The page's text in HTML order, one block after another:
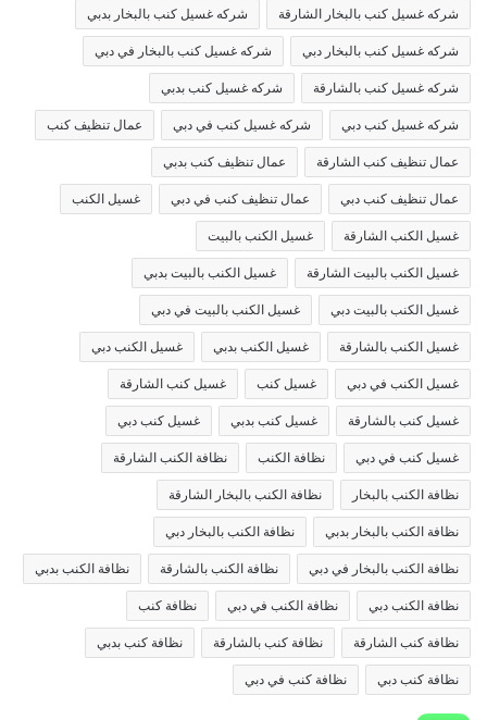
شركه غسيل كنب بالبخار الشارقة شركه غسيل كنب بالبخار بدبي
شركه غسيل كنب بالبخار دبي شركه غسيل كنب بالبخار في دبي
شركه غسيل كنب بالشارقة شركه غسيل كنب بدبي
شركه غسيل كنب دبي شركه غسيل كنب في دبي عمال تنظيف كنب
عمال تنظيف كنب الشارقة عمال تنظيف كنب بدبي
عمال تنظيف كنب دبي عمال تنظيف كنب في دبي غسيل الكنب
غسيل الكنب الشارقة غسيل الكنب بالبيت
غسيل الكنب بالبيت الشارقة غسيل الكنب بالبيت بدبي
غسيل الكنب بالبيت دبي غسيل الكنب بالبيت في دبي
غسيل الكنب بالشارقة غسيل الكنب بدبي غسيل الكنب دبي
غسيل الكنب في دبي غسيل كنب غسيل كنب الشارقة
غسيل كنب بالشارقة غسيل كنب بدبي غسيل كنب دبي
غسيل كنب في دبي نظافة الكنب نظافة الكنب الشارقة
نظافة الكنب بالبخار نظافة الكنب بالبخار الشارقة
نظافة الكنب بالبخار بدبي نظافة الكنب بالبخار دبي
نظافة الكنب بالبخار في دبي نظافة الكنب بالشارقة نظافة الكنب بدبي
نظافة الكنب دبي نظافة الكنب في دبي نظافة كنب
نظافة كنب الشارقة نظافة كنب بالشارقة نظافة كنب بدبي
نظافة كنب دبي نظافة كنب في دبي